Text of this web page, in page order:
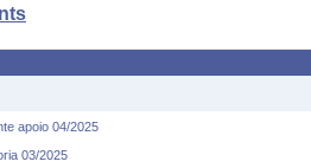
apoio 04/2025
03/2025